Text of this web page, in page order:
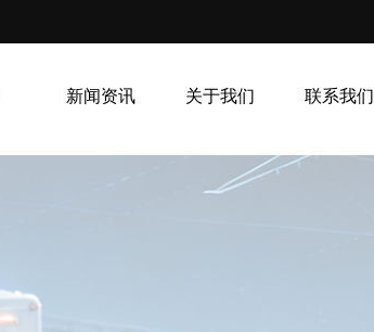
新闻资讯 关于我们 联系我们